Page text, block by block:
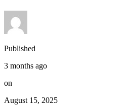
Published
3 months ago
on
August 15, 2025